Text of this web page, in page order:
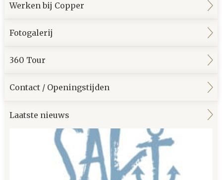
Werken bij Copper
Fotogalerij
360 Tour
Contact / Openingstijden
Laatste nieuws